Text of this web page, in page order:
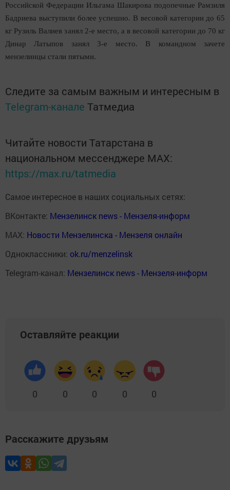
Российской Федерации Ильгама Шакирова подопечные Рамзиля
Бадриева выступили более успешно. В весовой категории до 65
кг Рузиль Валиев занял 2-е место, а в весовой категории до 70 кг
Динар Латыпов занял 3-е место. В командном зачете
мензелинцы стали пятыми.
Следите за самым важным и интересным в
Telegram-канале Татмедиа
Читайте новости Татарстана в
национальном мессенджере MАХ:
https://max.ru/tatmedia
Самое интересное в наших социальных сетях:
ВКонтакте: Мензелинск news - Мензеля-информ
MAX: Новости Мензелинска - Мензеля онлайн
Одноклассники: ok.ru/menzelinsk
Telegram-канал: Мензелинск news - Мензеля-информ
Оставляйте реакции
0 0 0 0 0
Расскажите друзьям